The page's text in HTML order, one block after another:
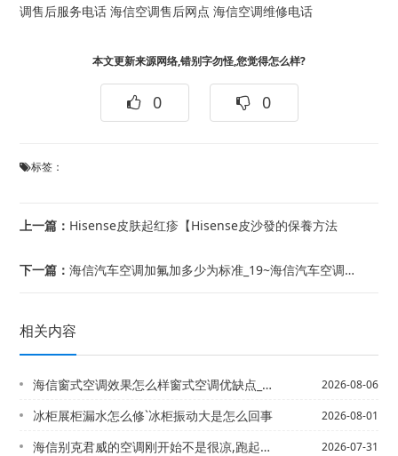
调售后服务电话 海信空调售后网点 海信空调维修电话
本文更新来源网络,错别字勿怪,您觉得怎么样?
0 0
标签：
上一篇： Hisense皮肤起红疹【Hisense皮沙發的保養方法
下一篇：海信汽车空调加氟加多少为标准_19~海信汽车空调加氟利昂的时候,高压多少合适低压...
相关内容
海信窗式空调效果怎么样窗式空调优缺点_2*海信窗式空调怎样加氟？窗式空调怎样安装 2026-08-06
冰柜展柜漏水怎么修`冰柜振动大是怎么回事 2026-08-01
海信别克君威的空调刚开始不是很凉,跑起来之后才有凉气,是不是压缩机坏了\海信别克... 2026-07-31